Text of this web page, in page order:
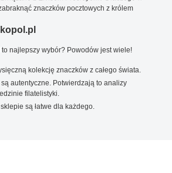
znaczków pocztowych z królem
najlepszy wybór? Powodów jest wiele!
kolekcję znaczków z całego świata.
autentyczne. Potwierdzają to analizy
filatelistyki.
są łatwe dla każdego.